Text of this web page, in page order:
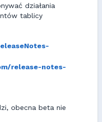
działania
tablicy
release-notes-
obecna beta nie